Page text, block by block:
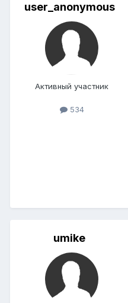
user_anonymous
Активный участник
534
umike